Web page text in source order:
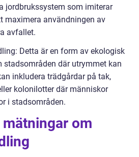
jordbrukssystem som imiterar
maximera användningen av
avfallet.
Detta är en form av ekologisk
stadsområden där utrymmet kan
inkludera trädgårdar på tak,
kolonilotter där människor
i stadsområden.
om